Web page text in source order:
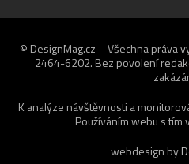
© DesignMag.cz – Všechna práva
2464-6202. Bez povolení
K analýze návštěvnosti a
Používáním webu s tím
webdesign by